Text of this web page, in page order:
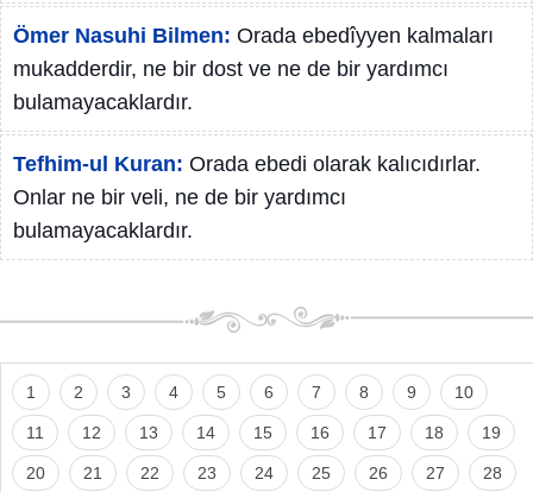
Ömer Nasuhi Bilmen: Orada ebedîyyen kalmaları
mukadderdir, ne bir dost ve ne de bir yardımcı
bulamayacaklardır.
Tefhim-ul Kuran: Orada ebedi olarak kalıcıdırlar.
Onlar ne bir veli, ne de bir yardımcı
bulamayacaklardır.
1 2 3 4 5 6 7 8 9 10
11 12 13 14 15 16 17 18 19
20 21 22 23 24 25 26 27 28